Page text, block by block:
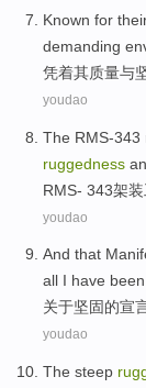
Known for
demanding
凭着其质量与
youdao
The RMS-343
ruggedness
RMS- 343架装
youdao
And that
all I have been
关于坚固的宣
youdao
The steep